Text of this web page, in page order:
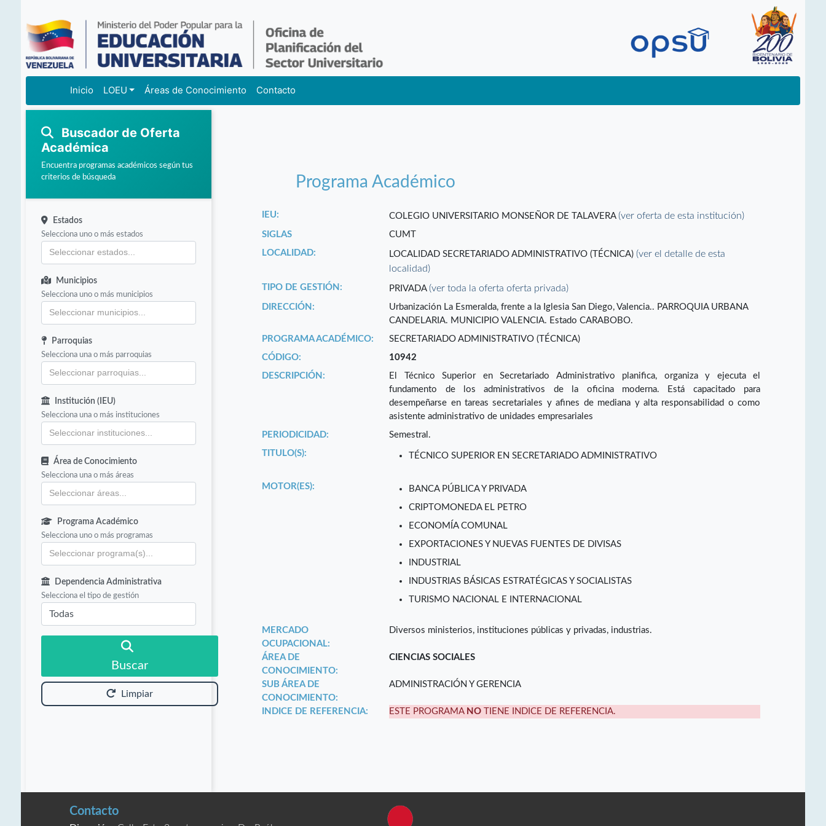
Inicio LOEU Áreas de Conocimiento Contacto
Buscador de Oferta
Académica
Encuentra programas académicos según tus
criterios de búsqueda
Estados
Selecciona uno o más estados
Municipios
Selecciona uno o más municipios
Parroquias
Selecciona una o más parroquias
Institución (IEU)
Selecciona una o más instituciones
Área de Conocimiento
Selecciona una o más áreas
Programa Académico
Selecciona uno o más programas
Dependencia Administrativa
Selecciona el tipo de gestión
Buscar
Limpiar
Programa Académico
IEU: COLEGIO UNIVERSITARIO MONSEÑOR DE TALAVERA(ver oferta de esta institución)
SIGLAS
CUMT
LOCALIDAD:
LOCALIDAD SECRETARIADO ADMINISTRATIVO (TÉCNICA)(ver el detalle de esta
localidad)
TIPO DE GESTIÓN: PRIVADA(ver toda la oferta oferta privada)
DIRECCIÓN:
Urbanización La Esmeralda, frente a la Iglesia San Diego, Valencia.. PARROQUIA URBANA
CANDELARIA. MUNICIPIO VALENCIA. Estado CARABOBO.
PROGRAMA ACADÉMICO:
SECRETARIADO ADMINISTRATIVO (TÉCNICA)
CÓDIGO:
10942
DESCRIPCIÓN:
El Técnico Superior en Secretariado Administrativo planifica, organiza y ejecuta el
fundamento de los administrativos de la oficina moderna. Está capacitado para
desempeñarse en tareas secretariales y afines de mediana y alta responsabilidad o como
asistente administrativo de unidades empresariales
PERIODICIDAD:
Semestral.
TITULO(S):
TÉCNICO SUPERIOR EN SECRETARIADO ADMINISTRATIVO
MOTOR(ES):
BANCA PÚBLICA Y PRIVADA
CRIPTOMONEDA EL PETRO
ECONOMÍA COMUNAL
EXPORTACIONES Y NUEVAS FUENTES DE DIVISAS
INDUSTRIAL
INDUSTRIAS BÁSICAS ESTRATÉGICAS Y SOCIALISTAS
TURISMO NACIONAL E INTERNACIONAL
MERCADO
OCUPACIONAL:
Diversos ministerios, instituciones públicas y privadas, industrias.
ÁREA DE
CONOCIMIENTO:
CIENCIAS SOCIALES
SUB ÁREA DE
CONOCIMIENTO:
ADMINISTRACIÓN Y GERENCIA
INDICE DE REFERENCIA: ESTE PROGRAMA NO TIENE INDICE DE REFERENCIA.
Contacto